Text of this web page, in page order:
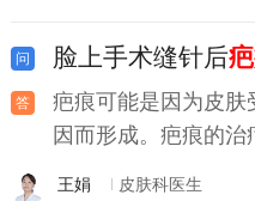
脸上手术缝针后
疤痕可能是因为皮
因而形成。疤痕的治
王娟 皮肤科医生